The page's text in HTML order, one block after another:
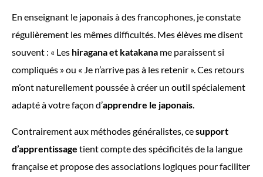
En enseignant le japonais à des francophones, je constate
régulièrement les mêmes difficultés. Mes élèves me disent
souvent : « Les hiragana et katakana me paraissent si
compliqués » ou « Je n’arrive pas à les retenir ». Ces retours
m’ont naturellement poussée à créer un outil spécialement
adapté à votre façon d’apprendre le japonais.
Contrairement aux méthodes généralistes, cesupport
d’apprentissage tient compte des spécificités de la langue
française et propose des associations logiques pour faciliter